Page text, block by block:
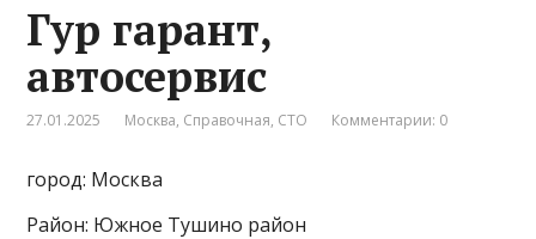
Гур гарант,
автосервис
27.01.2025 Москва, Справочная, СТО Комментарии: 0
город: Москва
Район: Южное Тушино район